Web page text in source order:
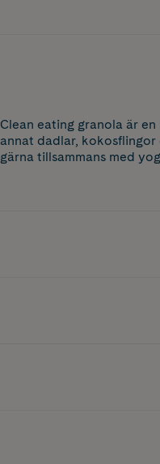
Clean eating granola är
annat dadlar,
gärna tillsammans med